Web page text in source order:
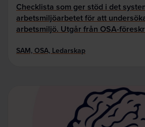
Checklista som ger stöd i det
arbetsmiljöarbetet för att
arbetsmiljö. Utgår från OSA-
SAM, OSA, Ledarskap